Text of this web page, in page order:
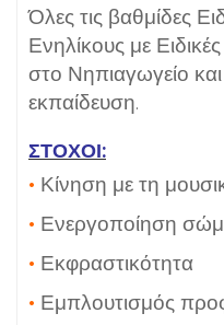
Όλες τις βαθμίδες
Ενηλίκους με
στο Νηπιαγωγείο
εκπαίδευση.
ΣΤΟΧΟΙ:
• Κίνηση με τη
• Ενεργοποίηση
• Εκφραστικότητα
• Εμπλουτισμός